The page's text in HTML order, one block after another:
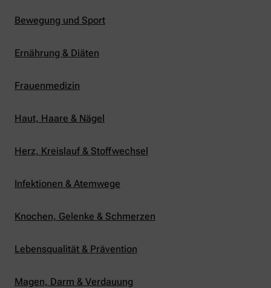
Bewegung und Sport
Ernährung & Diäten
Frauenmedizin
Haut, Haare & Nägel
Herz, Kreislauf & Stoffwechsel
Infektionen & Atemwege
Knochen, Gelenke & Schmerzen
Lebensqualität & Prävention
Magen, Darm & Verdauung